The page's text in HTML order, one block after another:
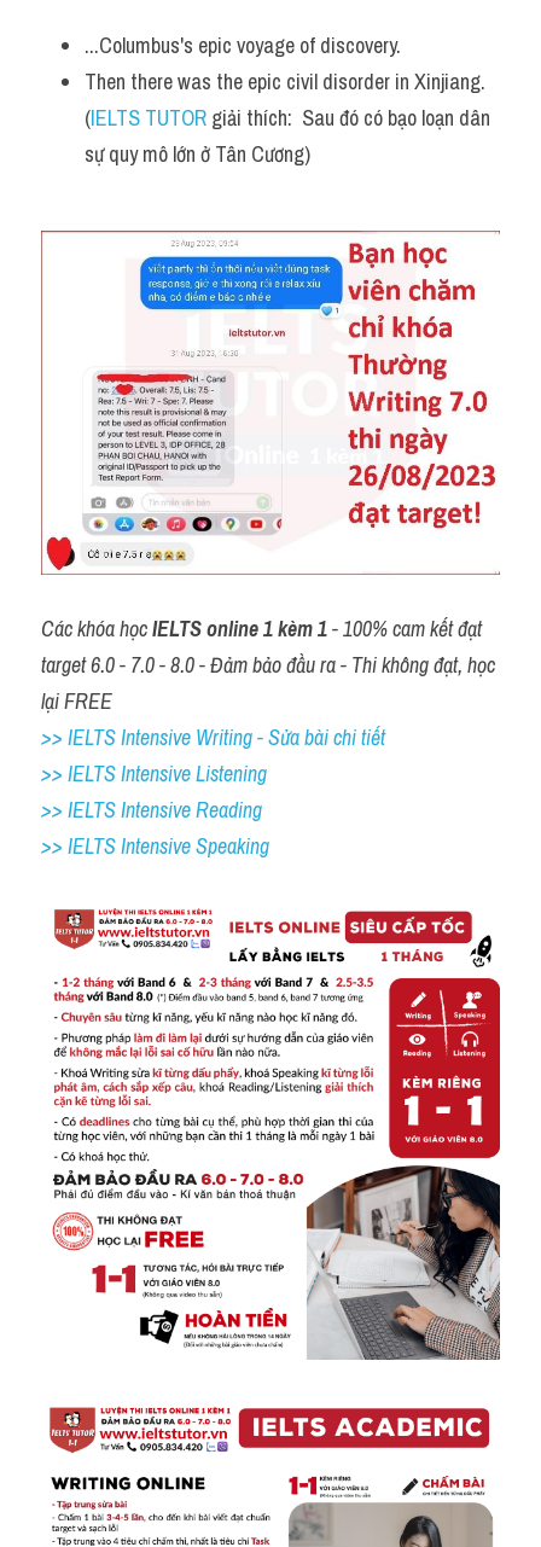
...Columbus's epic voyage of discovery.
Then there was the epic civil disorder in Xinjiang.
(IELTS TUTOR giải thích:  Sau đó có bạo loạn dân
sự quy mô lớn ở Tân Cương)
Các khóa học IELTS online 1 kèm 1 - 100% cam kết đạt
target 6.0 - 7.0 - 8.0 - Đảm bảo đầu ra - Thi không đạt, học
lại FREE
>> IELTS Intensive Writing - Sửa bài chi tiết
>> IELTS Intensive Listening
>> IELTS Intensive Reading
>> IELTS Intensive Speaking